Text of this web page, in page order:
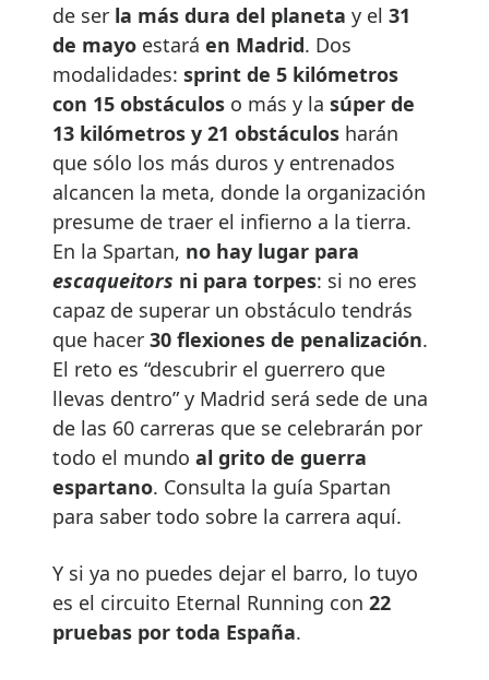
de ser la más dura del planeta y el 31
de mayo estará en Madrid. Dos
modalidades: sprint de 5 kilómetros
con 15 obstáculos o más y la súper de
13 kilómetros y 21 obstáculos harán
que sólo los más duros y entrenados
alcancen la meta, donde la organización
presume de traer el infierno a la tierra.
En la Spartan, no hay lugar para
escaqueitors ni para torpes: si no eres
capaz de superar un obstáculo tendrás
que hacer 30 flexiones de penalización.
El reto es “descubrir el guerrero que
llevas dentro” y Madrid será sede de una
de las 60 carreras que se celebrarán por
todo el mundo al grito de guerra
espartano. Consulta la guía Spartan
para saber todo sobre la carrera aquí.
Y si ya no puedes dejar el barro, lo tuyo
es el circuito Eternal Running con 22
pruebas por toda España.